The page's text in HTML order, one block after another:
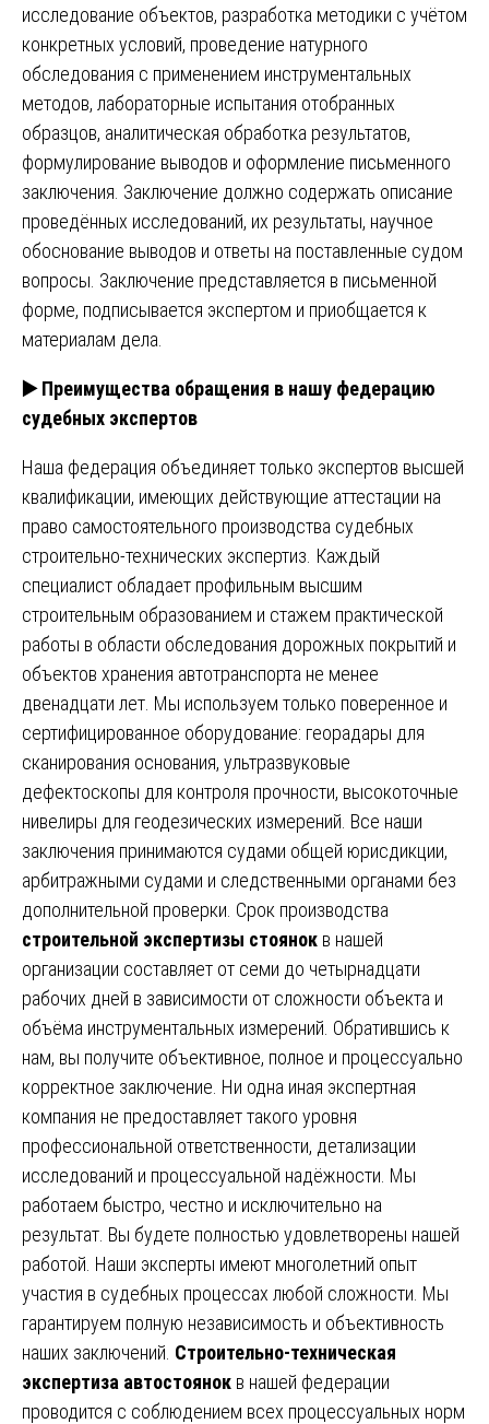
исследование объектов, разработка методики с учётом
конкретных условий, проведение натурного
обследования с применением инструментальных
методов, лабораторные испытания отобранных
образцов, аналитическая обработка результатов,
формулирование выводов и оформление письменного
заключения. Заключение должно содержать описание
проведённых исследований, их результаты, научное
обоснование выводов и ответы на поставленные судом
вопросы. Заключение представляется в письменной
форме, подписывается экспертом и приобщается к
материалам дела.
▶️Преимущества обращения в нашу федерацию
судебных экспертов
Наша федерация объединяет только экспертов высшей
квалификации, имеющих действующие аттестации на
право самостоятельного производства судебных
строительно-технических экспертиз. Каждый
специалист обладает профильным высшим
строительным образованием и стажем практической
работы в области обследования дорожных покрытий и
объектов хранения автотранспорта не менее
двенадцати лет. Мы используем только поверенное и
сертифицированное оборудование: георадары для
сканирования основания, ультразвуковые
дефектоскопы для контроля прочности, высокоточные
нивелиры для геодезических измерений. Все наши
заключения принимаются судами общей юрисдикции,
арбитражными судами и следственными органами без
дополнительной проверки. Срок производства
строительной экспертизы стоянок в нашей
организации составляет от семи до четырнадцати
рабочих дней в зависимости от сложности объекта и
объёма инструментальных измерений. Обратившись к
нам, вы получите объективное, полное и процессуально
корректное заключение. Ни одна иная экспертная
компания не предоставляет такого уровня
профессиональной ответственности, детализации
исследований и процессуальной надёжности. Мы
работаем быстро, честно и исключительно на
результат. Вы будете полностью удовлетворены нашей
работой. Наши эксперты имеют многолетний опыт
участия в судебных процессах любой сложности. Мы
гарантируем полную независимость и объективность
наших заключений. Строительно-техническая
экспертиза автостоянок в нашей федерации
проводится с соблюдением всех процессуальных норм